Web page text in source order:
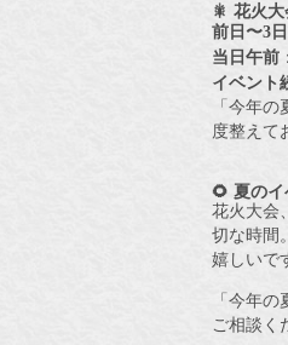
🎇 花火
前日〜3
当日午前
イベント
「今年
度整えて
🌻 夏の
花火大会
切な時間
嬉しいで
「今年
ご相談く